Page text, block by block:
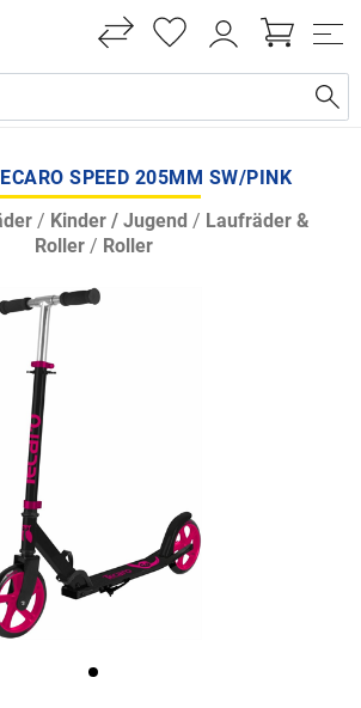
SPEED 205MM SW/PINK
/ Kinder / Jugend / Laufräder &
Roller/ Roller